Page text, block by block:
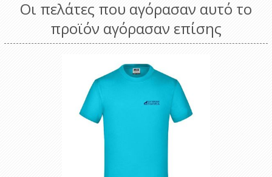
Οι πελάτες που αγόρασαν αυτό το
προϊόν αγόρασαν επίσης